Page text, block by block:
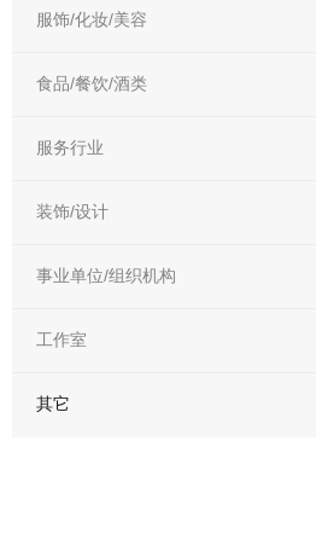
服饰/化妆/美容
食品/餐饮/酒类
服务行业
装饰/设计
事业单位/组织机构
工作室
其它